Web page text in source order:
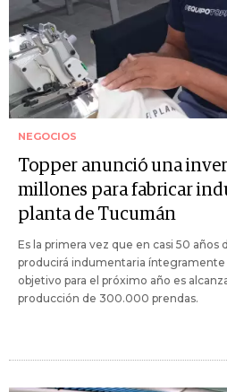
NEGOCIOS
Topper anunció una
millones para fabricar
planta de Tucumán
Es la primera vez que en casi 50 años
producirá indumentaria íntegramente
objetivo para el próximo año es
producción de 300.000 prendas.